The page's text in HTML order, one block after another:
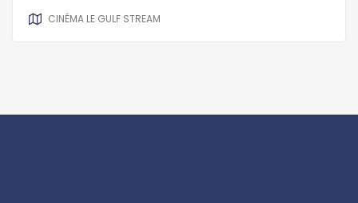
CINÉMA LE GULF STREAM